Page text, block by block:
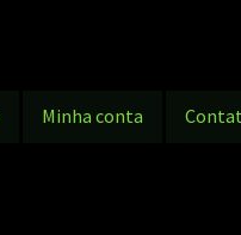
Minha conta